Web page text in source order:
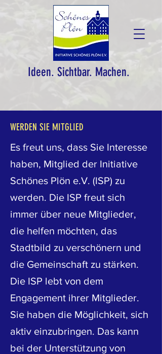
Ideen. Sichtbar. Machen.
WERDEN SIE MITGLIED
Es freut uns, dass Sie Interesse
haben, Mitglied der Initiative
Schönes Plön e.V. (ISP) zu
werden. Die ISP freut sich
immer über neue Mitglieder,
die helfen möchten, das
Stadtbild zu verschönern und
die Gemeinschaft zu stärken.
Die ISP lebt von dem
Engagement ihrer Mitglieder.
Sie haben die Möglichkeit, sich
aktiv einzubringen. Das kann
bei der Unterstützung von